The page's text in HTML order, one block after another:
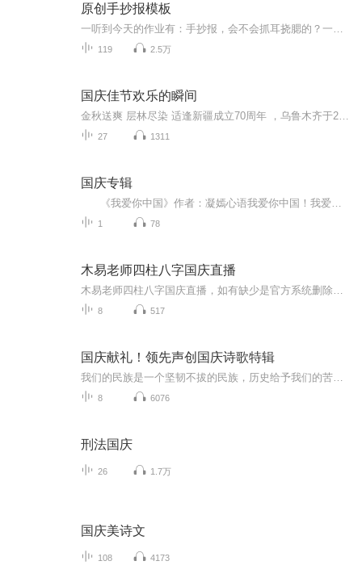
原创手抄报模板
119 2.5万
国庆佳节欢乐的瞬间
27 1311
国庆专辑
1 78
木易老师四柱八字国庆直播
8 517
国庆献礼！领先声创国庆诗歌特辑
8 6076
刑法国庆
26 1.7万
国庆美诗文
108 4173